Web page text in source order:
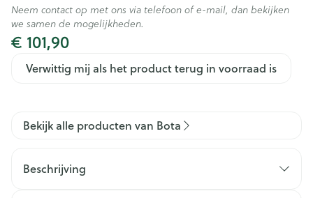
€ 101,90
Verwittig mij als het product terug in voorraad is
Neem contact op met ons via telefoon of e-mail, dan bekijken
we samen de mogelijkheden.
Bekijk alle producten van Bota
Beschrijving